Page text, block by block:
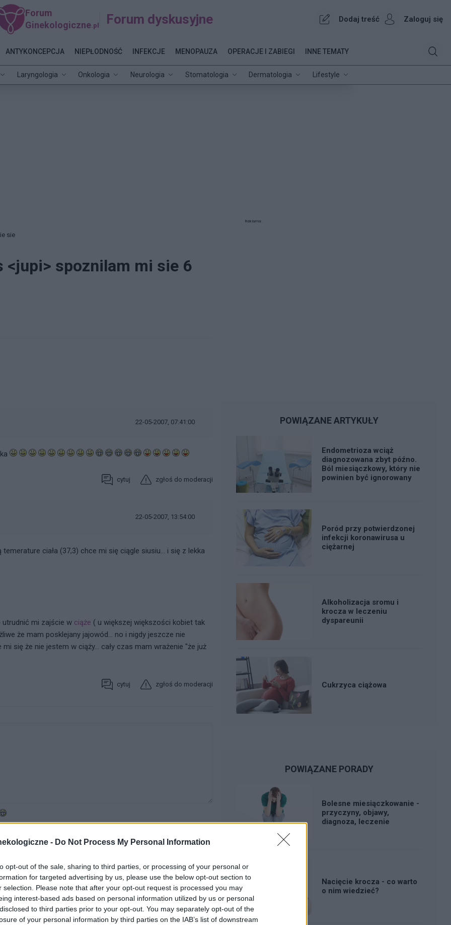
- Do Not Process My Personal Information
opt-out of the sale, sharing to third parties, or processing of your personal or
for targeted advertising by us, please use the below opt-out section to
selection. Please note that after your opt-out request is processed you may
interest-based ads based on personal information utilized by us or personal
to third parties prior to your opt-out. You may separately opt-out of the
of your personal information by third parties on the IAB’s list of downstream
Forum
Ginekologiczne .pl Forum dyskusyjne Dodaj treść Zaloguj się
Laryngologia Onkologia Neurologia Stomatologia Dermatologia Lifestyle
ANTYKONCEPCJA NIEPŁODNOŚĆ INFEKCJE MENOPAUZA OPERACJE I ZABIEGI INNE TEMATY
sie
spoznilam mi sie 6
22-05-2007, 07:41:00
cytuj zgłoś do moderacji
22-05-2007, 13:54:00
ciała (37,3) chce mi się ciągle siusiu... i się z lekka
mi zajście w ciąże ( u większej większości kobiet tak
że mam posklejany jajowód... no i nigdy jeszcze nie
się że nie jestem w ciąży... cały czas mam wrażenie "że już
cytuj zgłoś do moderacji
WYBIERZ PLIK
Reklama:
POWIĄZANE ARTYKUŁY
Endometrioza wciąż
diagnozowana zbyt późno.
Ból miesiączkowy, który nie
powinien być ignorowany
Poród przy potwierdzonej
infekcji koronawirusa u
ciężarnej
Alkoholizacja sromu i
krocza w leczeniu
dyspareunii
Cukrzyca ciążowa
POWIĄZANE PORADY
Bolesne miesiączkowanie -
przyczyny, objawy,
diagnoza, leczenie
Nacięcie krocza - co warto
o nim wiedzieć?